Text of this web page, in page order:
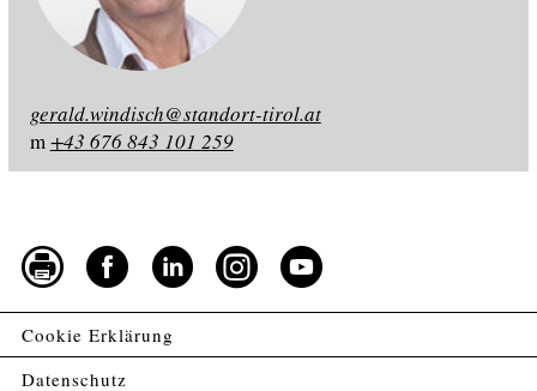
gerald.windisch@standort-tirol.at
m+43 676 843 101 259
Cookie Erklärung
Datenschutz